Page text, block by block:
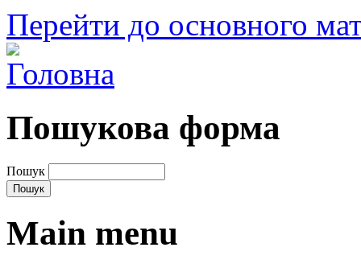
Перейти до основного
Пошукова форма
Пошук
Main menu